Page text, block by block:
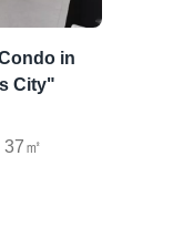
in
City"
37㎡